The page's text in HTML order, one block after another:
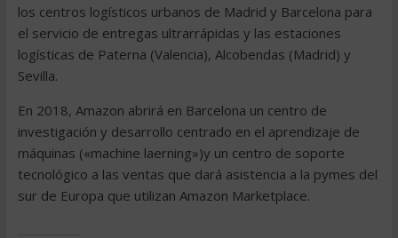
los centros logísticos urbanos de Madrid y Barcelona para
el servicio de entregas ultrarrápidas y las estaciones
logísticas de Paterna (Valencia), Alcobendas (Madrid) y
Sevilla.
En 2018, Amazon abrirá en Barcelona un centro de
investigación y desarrollo centrado en el aprendizaje de
máquinas («machine laerning»)y un centro de soporte
tecnológico a las ventas que dará asistencia a la pymes del
sur de Europa que utilizan Amazon Marketplace.